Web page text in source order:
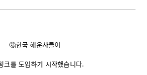
🤔한국 해운사들이
크를 도입하기 시작했습니다.